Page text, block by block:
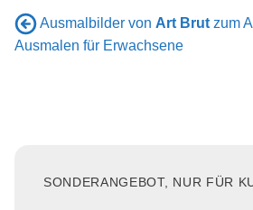
Ausmalbilder von Art Brut zum
Ausmalen für Erwachsene
SONDERANGEBOT, NUR FÜR